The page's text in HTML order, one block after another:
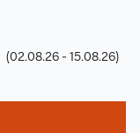
(02.08.26 - 15.08.26)